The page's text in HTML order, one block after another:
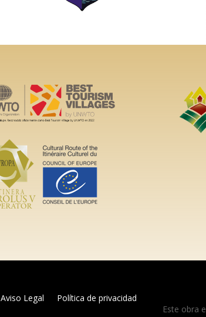
Aviso Legal
Política de privacidad
Este obra